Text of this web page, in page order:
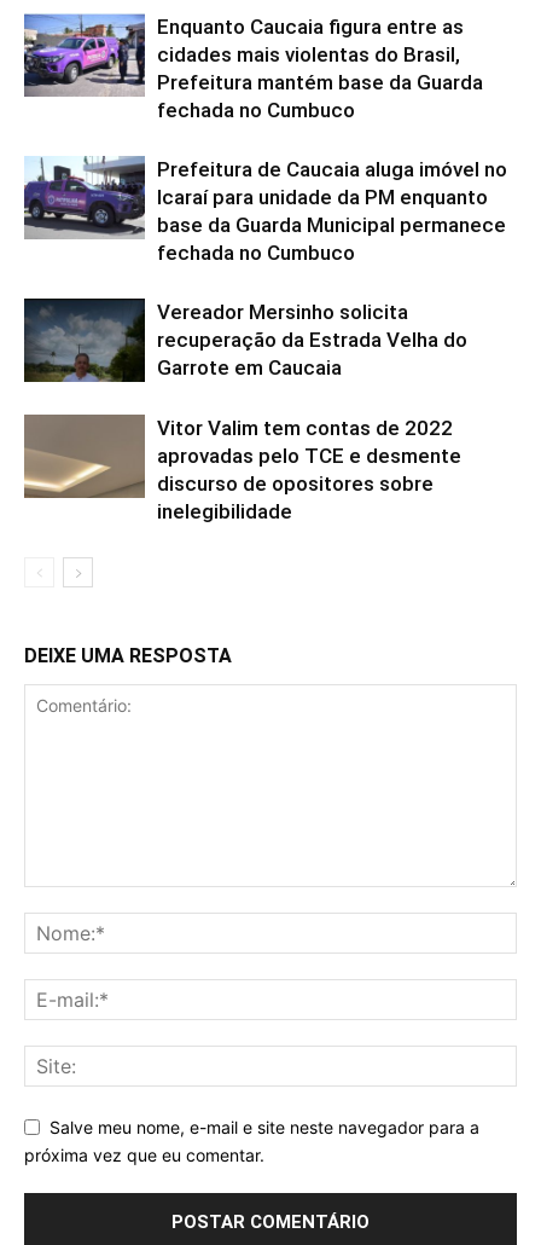
Enquanto Caucaia figura entre as
cidades mais violentas do Brasil,
Prefeitura mantém base da Guarda
fechada no Cumbuco
Prefeitura de Caucaia aluga imóvel no
Icaraí para unidade da PM enquanto
base da Guarda Municipal permanece
fechada no Cumbuco
Vereador Mersinho solicita
recuperação da Estrada Velha do
Garrote em Caucaia
Vitor Valim tem contas de 2022
aprovadas pelo TCE e desmente
discurso de opositores sobre
inelegibilidade
DEIXE UMA RESPOSTA
Salve meu nome, e-mail e site neste navegador para a
próxima vez que eu comentar.